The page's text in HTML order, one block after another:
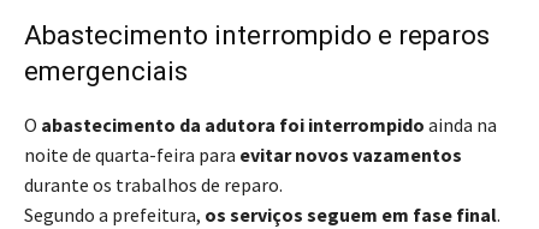
Abastecimento interrompido e reparos
emergenciais
O abastecimento da adutora foi interrompido ainda na
noite de quarta-feira para evitar novos vazamentos
durante os trabalhos de reparo.
Segundo a prefeitura, os serviços seguem em fase final.